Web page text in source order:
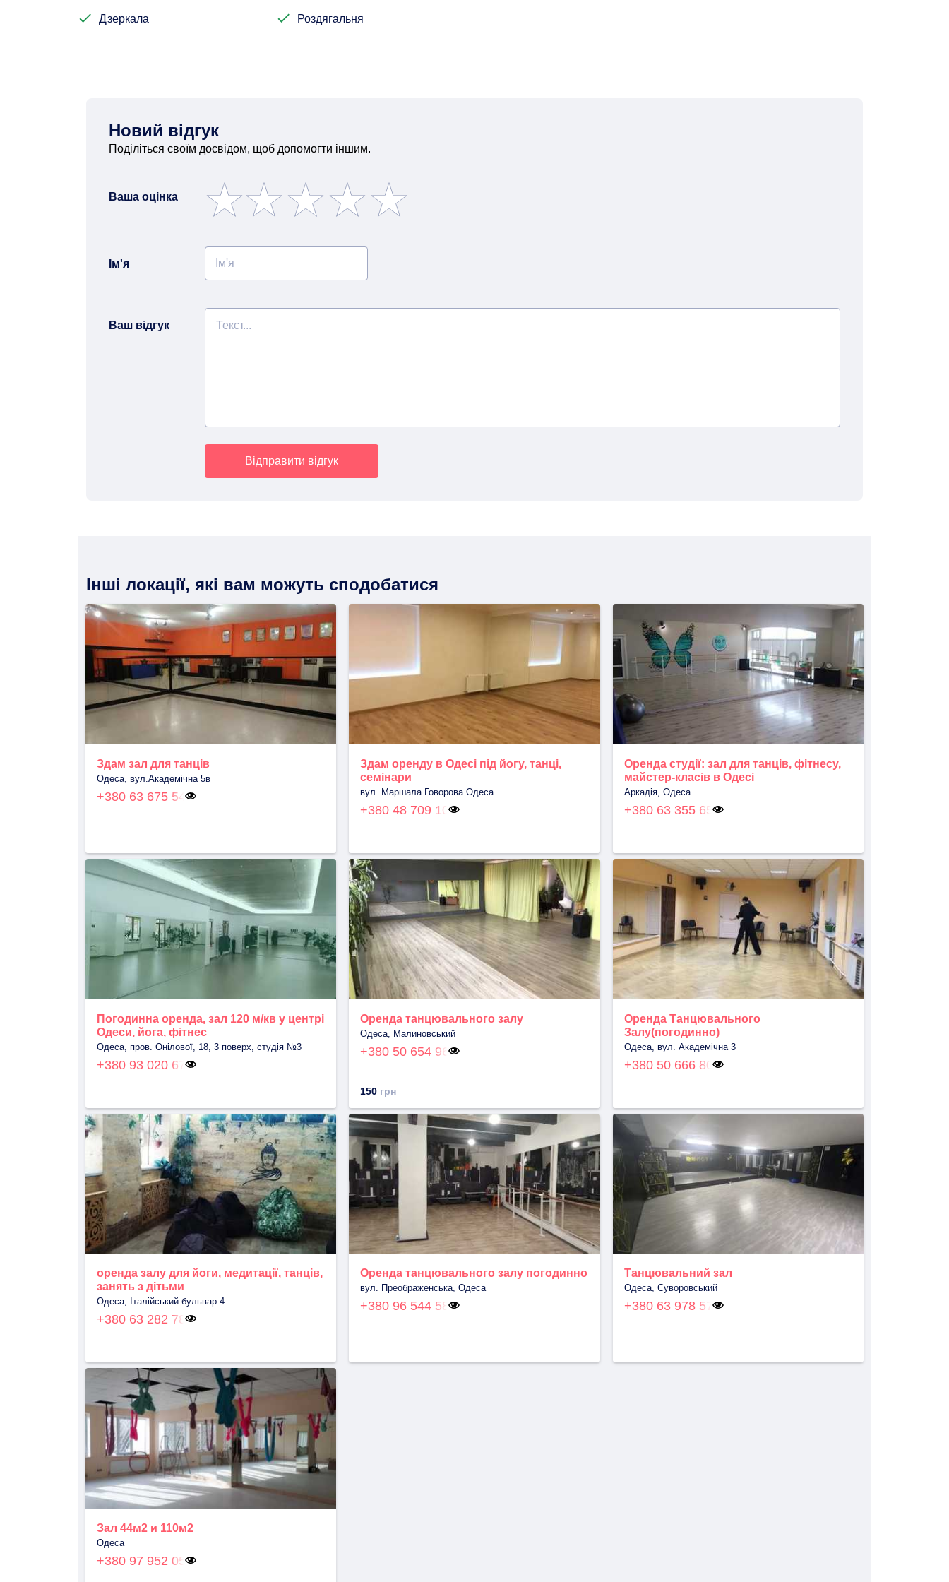
Дзеркала Роздягальня
Новий відгук
Поділіться своїм досвідом, щоб допомогти іншим.
Ваша оцінка
Ім'я
Ваш відгук
Відправити відгук
Інші локації, які вам можуть сподобатися
Здам зал для танців
Одеса, вул.Академічна 5в
+380 63 675 54
Здам оренду в Одесі під йогу, танці,
семінари
вул. Маршала Говорова Одеса
+380 48 709 10
Оренда студії: зал для танців, фітнесу,
майстер-класів в Одесі
Аркадія, Одеса
+380 63 355 65
Погодинна оренда, зал 120 м/кв у центрі
Одеси, йога, фітнес
Одеса, пров. Онілової, 18, 3 поверх, студія №3
+380 93 020 67
Оренда танцювального залу
Одеса, Малиновський
+380 50 654 96
150 грн
Оренда Танцювального
Залу(погодинно)
Одеса, вул. Академічна 3
+380 50 666 80
оренда залу для йоги, медитації, танців,
занять з дітьми
Одеса, Італійський бульвар 4
+380 63 282 78
Оренда танцювального залу погодинно
вул. Преображенська, Одеса
+380 96 544 58
Танцювальний зал
Одеса, Суворовський
+380 63 978 57
Зал 44м2 и 110м2
Одеса
+380 97 952 05